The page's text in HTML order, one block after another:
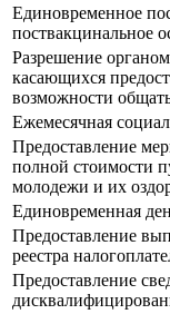
Единовременное
поствакцинальное
Разрешение
касающихся
возможности
Ежемесячная
Предоставление
полной стоимости
молодежи и их
Единовременная
Предоставление
реестра
Предоставление